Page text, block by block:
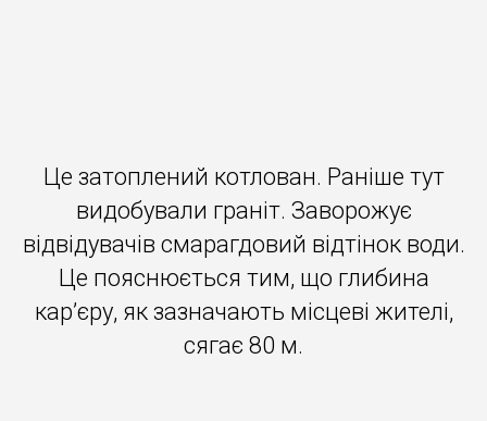
Це затоплений котлован. Раніше тут
видобували граніт. Заворожує
відвідувачів смарагдовий відтінок води.
Це пояснюється тим, що глибина
кар’єру, як зазначають місцеві жителі,
сягає 80 м.